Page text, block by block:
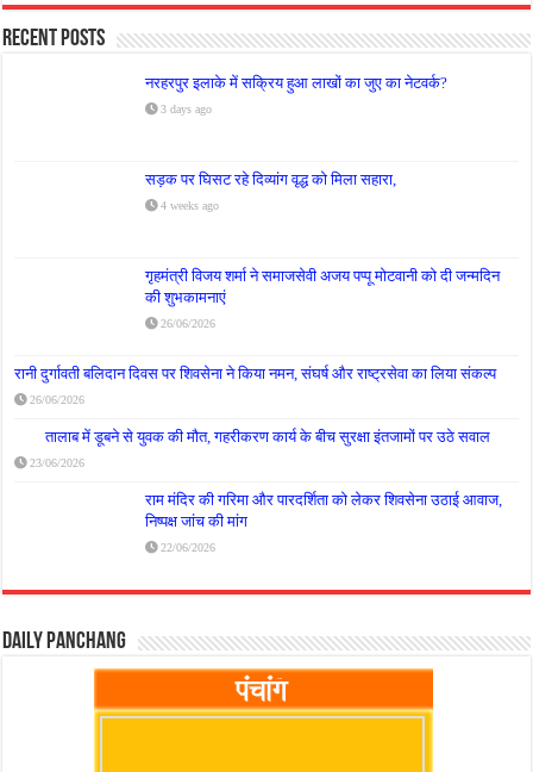
Recent Posts
नरहरपुर इलाके में सक्रिय हुआ लाखों का जुए का नेटवर्क?
3 days ago
सड़क पर घिसट रहे दिव्यांग वृद्ध को मिला सहारा,
4 weeks ago
गृहमंत्री विजय शर्मा ने समाजसेवी अजय पप्पू मोटवानी को दी जन्मदिन
की शुभकामनाएं
26/06/2026
रानी दुर्गावती बलिदान दिवस पर शिवसेना ने किया नमन, संघर्ष और राष्ट्रसेवा का लिया संकल्प
26/06/2026
तालाब में डूबने से युवक की मौत, गहरीकरण कार्य के बीच सुरक्षा इंतजामों पर उठे सवाल
23/06/2026
राम मंदिर की गरिमा और पारदर्शिता को लेकर शिवसेना उठाई आवाज,
निष्पक्ष जांच की मांग
22/06/2026
Daily Panchang